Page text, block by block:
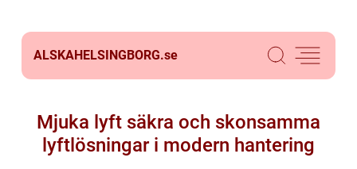
ALSKAHELSINGBORG.se
Mjuka lyft säkra och skonsamma
lyftlösningar i modern hantering